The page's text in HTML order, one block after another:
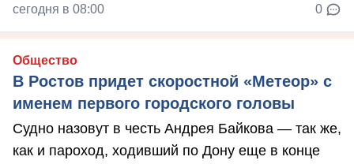
сегодня в 08:00 0
Общество
В Ростов придет скоростной «Метеор» с
именем первого городского головы
Судно назовут в честь Андрея Байкова — так же,
как и пароход, ходивший по Дону еще в конце